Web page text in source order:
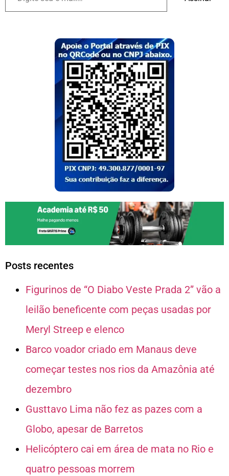
Posts recentes
Figurinos de “O Diabo Veste Prada 2” vão a
leilão beneficente com peças usadas por
Meryl Streep e elenco
Barco voador criado em Manaus deve
começar testes nos rios da Amazônia até
dezembro
Gusttavo Lima não fez as pazes com a
Globo, apesar de Barretos
Helicóptero cai em área de mata no Rio e
quatro pessoas morrem